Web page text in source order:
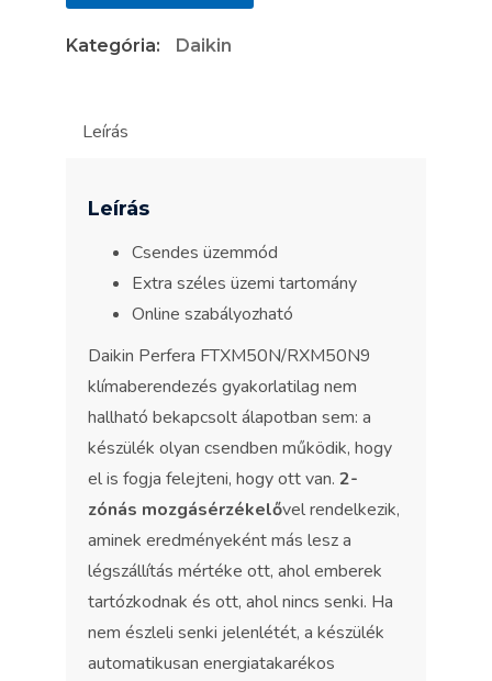
Kategória: Daikin
Leírás
Leírás
Csendes üzemmód
Extra széles üzemi tartomány
Online szabályozható
Daikin Perfera FTXM50N/RXM50N9
klímaberendezés gyakorlatilag nem
hallható bekapcsolt álapotban sem: a
készülék olyan csendben működik, hogy
el is fogja felejteni, hogy ott van. 2-
zónás mozgásérzékelővel rendelkezik,
aminek eredményeként más lesz a
légszállítás mértéke ott, ahol emberek
tartózkodnak és ott, ahol nincs senki. Ha
nem észleli senki jelenlétét, a készülék
automatikusan energiatakarékos